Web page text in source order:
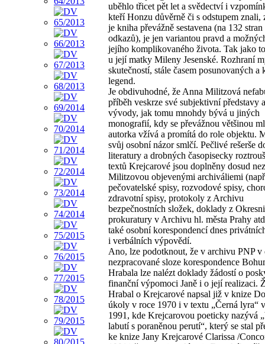
uběhlo třicet pět let a svědectví i
kteří Honzu důvěrně či s odstupem znali,
je kniha převážně sestavena (na 132
odkazů), je jen variantou pravd a
jejího komplikovaného života. Tak jako
u její matky Mileny Jesenské. Rozhraní
skutečností, stále časem posunovaných a
legend.
Je obdivuhodné, že Anna Militzová
příběh veskrze své subjektivní představy
vývody, jak tomu mnohdy bývá u jiných
monografií, kdy se převážnou většinou
autorka vžívá a promítá do role objektu.
svůj osobní názor smlčí. Pečlivé rešerše
literatury a drobných časopisecky
textů Krejcarové jsou doplněny dosud
Militzovou objevenými archiváliemi
pečovatelské spisy, rozvodové spisy,
zdravotní spisy, protokoly z Archivu
bezpečnostních složek, doklady z Okresni
prokuratury v Archivu hl. města Prahy
také osobní korespondencí dnes
i verbálních výpovědí.
Ano, lze podotknout, že v archivu PNP v
nezpracované sloze korespondence
Hrabala lze nalézt doklady žádostí o
finanční výpomoci Janě i o její realizaci.
Hrabal o Krejcarové napsal již v knize
úkoly v roce 1970 i v textu „Černá lyra“
1991, kde Krejcarovou poeticky nazývá
labutí s poraněnou perutí“, který se stal
ke knize Jany Krejcarové Clarissa /